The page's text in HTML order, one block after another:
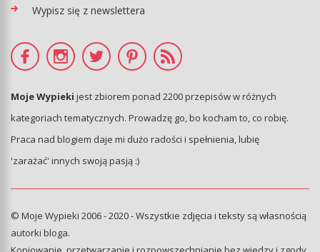
Wypisz się z newslettera
Moje Wypieki jest zbiorem ponad 2200 przepisów w różnych
kategoriach tematycznych. Prowadzę go, bo kocham to, co robię.
Praca nad blogiem daje mi dużo radości i spełnienia, lubię
'zarażać' innych swoją pasją :)
© Moje Wypieki 2006 - 2020 - Wszystkie zdjęcia i teksty są własnością
autorki bloga.